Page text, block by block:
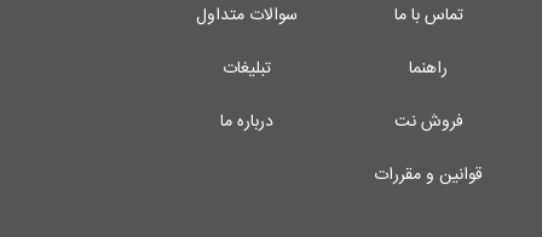
تماس با ما
سوالات متداول
راهنما
تبلیغات
فروش نت
درباره ما
قوانین و مقررات